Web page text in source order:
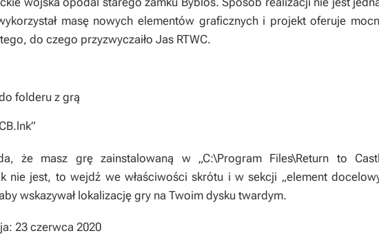
masę nowych elementów graficznych i projekt oferuje
do czego przyzwyczaiło Jas RTWC.
folderu z grą
że masz grę zainstalowaną w „C:\Program Files\Return to
nie jest, to wejdź we właściwości skrótu i w sekcji „element
wskazywał lokalizację gry na Twoim dysku twardym.
23 czerwca 2020